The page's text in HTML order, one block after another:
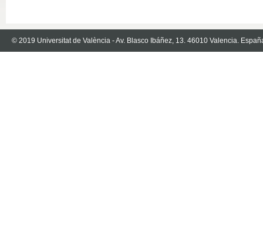
© 2019 Universitat de València - Av. Blasco Ibáñez, 13. 46010 Valencia.